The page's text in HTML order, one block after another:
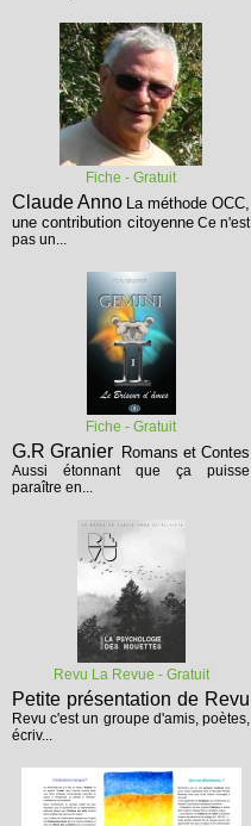
Fiche - Gratuit
Claude Anno La méthode OCC,
une contribution citoyenne Ce n'est
pas un...
Fiche - Gratuit
G.R Granier Romans et Contes
Aussi étonnant que ça puisse
paraître en...
Revu La Revue - Gratuit
Petite présentation de Revu
Revu c'est un groupe d'amis, poètes,
écriv...